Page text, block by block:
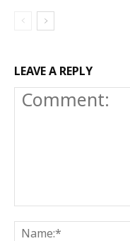
LEAVE A REPLY
Comment: